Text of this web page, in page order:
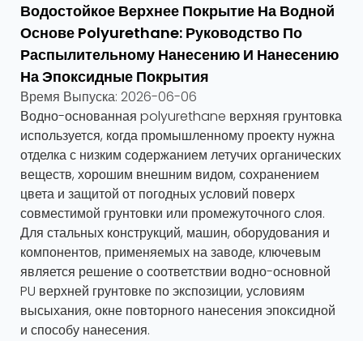
Водостойкое Верхнее Покрытие На Водной
Основе Polyurethane: Руководство По
Распылительному Нанесению И Нанесению
На Эпоксидные Покрытия
Время Выпуска: 2026-06-06
Водно-основанная polyurethane верхняя грунтовка
используется, когда промышленному проекту нужна
отделка с низким содержанием летучих органических
веществ, хорошим внешним видом, сохранением
цвета и защитой от погодных условий поверх
совместимой грунтовки или промежуточного слоя.
Для стальных конструкций, машин, оборудования и
компонентов, применяемых на заводе, ключевым
является решение о соответствии водно-основной
PU верхней грунтовке по экспозиции, условиям
высыхания, окне повторного нанесения эпоксидной
и способу нанесения.